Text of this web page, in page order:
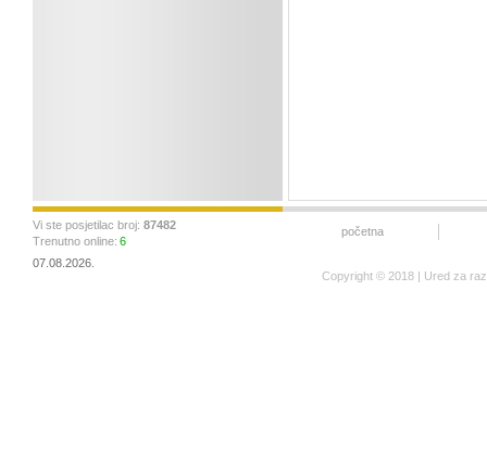
Vi ste posjetilac broj: 87482
Trenutno online: 6
07.08.2026.
početna
Copyright © 2018 | Ured za